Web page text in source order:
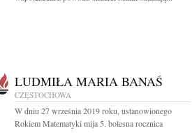
LUDMIŁA MARIA BANAŚ
CZĘSTOCHOWA
W dniu 27 września 2019 roku, ustanowionego
Rokiem Matematyki mija 5. bolesna rocznica